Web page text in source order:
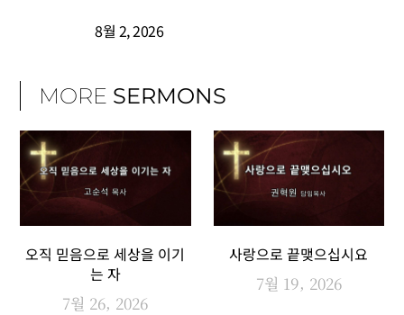
8월 2, 2026
MORE SERMONS
오직 믿음으로 세상을 이기
는 자
7월 26, 2026
사랑으로 끝맺으십시요
7월 19, 2026